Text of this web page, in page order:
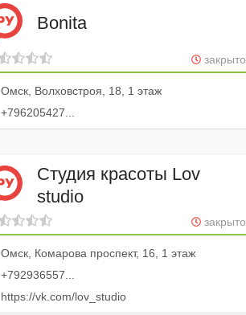
Bonita
закрыто
Омск, Волховстроя, 18, 1 этаж
+796205427...
Студия красоты Lov
studio
закрыто
Омск, Комарова проспект, 16, 1 этаж
+792936557...
https://vk.com/lov_studio